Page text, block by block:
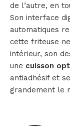
de l’autre, en
Son interface
automatiques
cette friteuse
intérieur, son
une cuisson
antiadhésif et
grandement le